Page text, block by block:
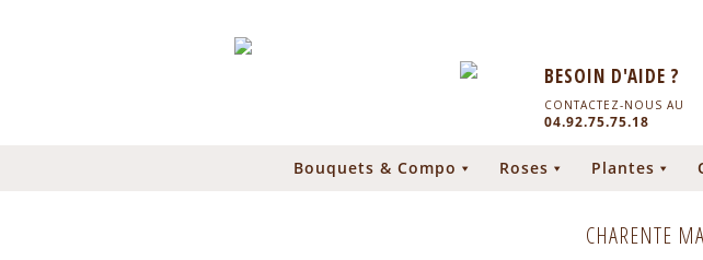
BESOIN D'AIDE ?
CONTACTEZ-NOUS AU
04.92.75.75.18
Bouquets & Compo Roses Plantes
CHARENTE